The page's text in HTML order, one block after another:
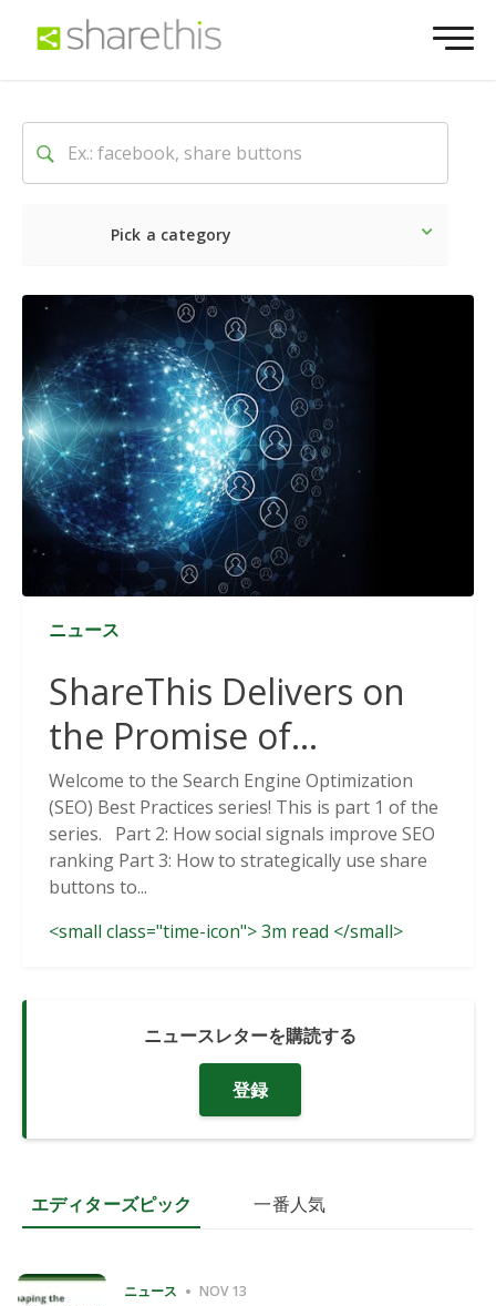
Pick a category
最新 ソーシャル マーケ
ニュース
ShareThis Delivers on
the Promise of
Cookieless Data
Solutions
Welcome to the Search Engine Optimization
(SEO) Best Practices series! This is part 1 of the
series. Part 2: How social signals improve SEO
ranking Part 3: How to strategically use share
buttons to...
<small class="time-icon"> 3m read </small>
ニュースレターを購読する
登録
エディターズピック 一番人気
ニュース NOV 13